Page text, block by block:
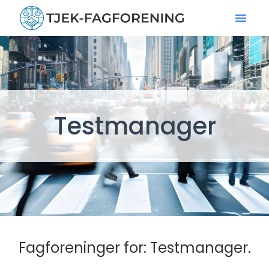
Testmanager
Fagforeninger for: Testmanager.